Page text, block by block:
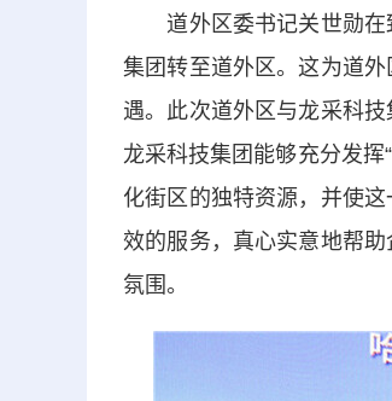
道外区委书记关世勋在
集团转至道外区。这为道
遇。此次道外区与龙采科
龙采科技集团能够充分发
化街区的独特资源，并使
效的服务，真心实意地帮
氛围。